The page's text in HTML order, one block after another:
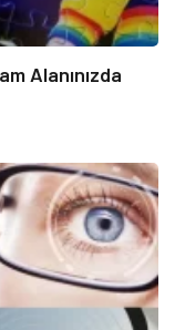
Alanınızda